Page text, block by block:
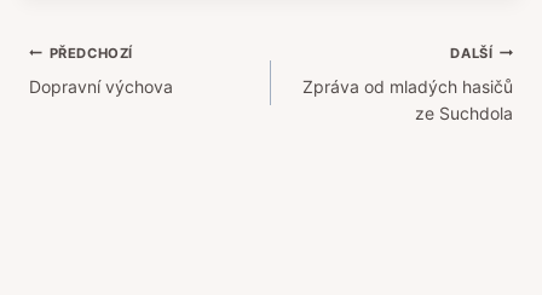
Navigace
pro
PŘEDCHOZÍ
Dopravní výchova
DALŠÍ
Zpráva od mladých hasičů
ze Suchdola